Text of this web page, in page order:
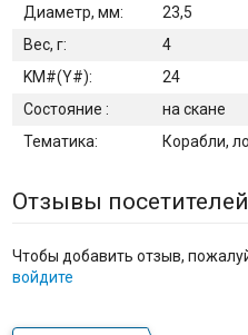
Диаметр, мм:
23,5
Вес, г:
4
KM#(Y#):
24
Состояние :
на скане
Тематика:
Корабли,
Отзывы
Чтобы добавить отзыв,
войдите